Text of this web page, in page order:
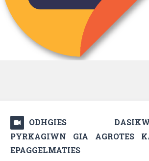
ODHGIES
PYRKAGIWN GIA AGROTES
EPAGGELMATIES